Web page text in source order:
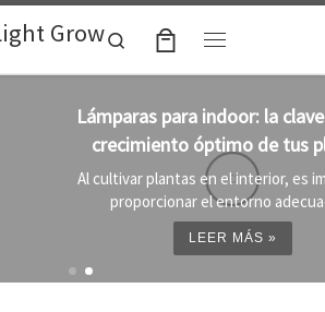
Grow
Search
para indoor: la clave para un
óptimo de tus plantas
en el interior, es importante
el entorno adecuado ...